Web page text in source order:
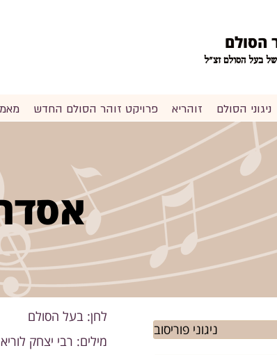
הסולם
בעל הסולם זצ"ל
ניגוני הסולם זוהריא פרויקט זוהר הסולם החדש
לחן: בעל הסולם
מילים: רבי יצחק
ניגוני פוריסוב